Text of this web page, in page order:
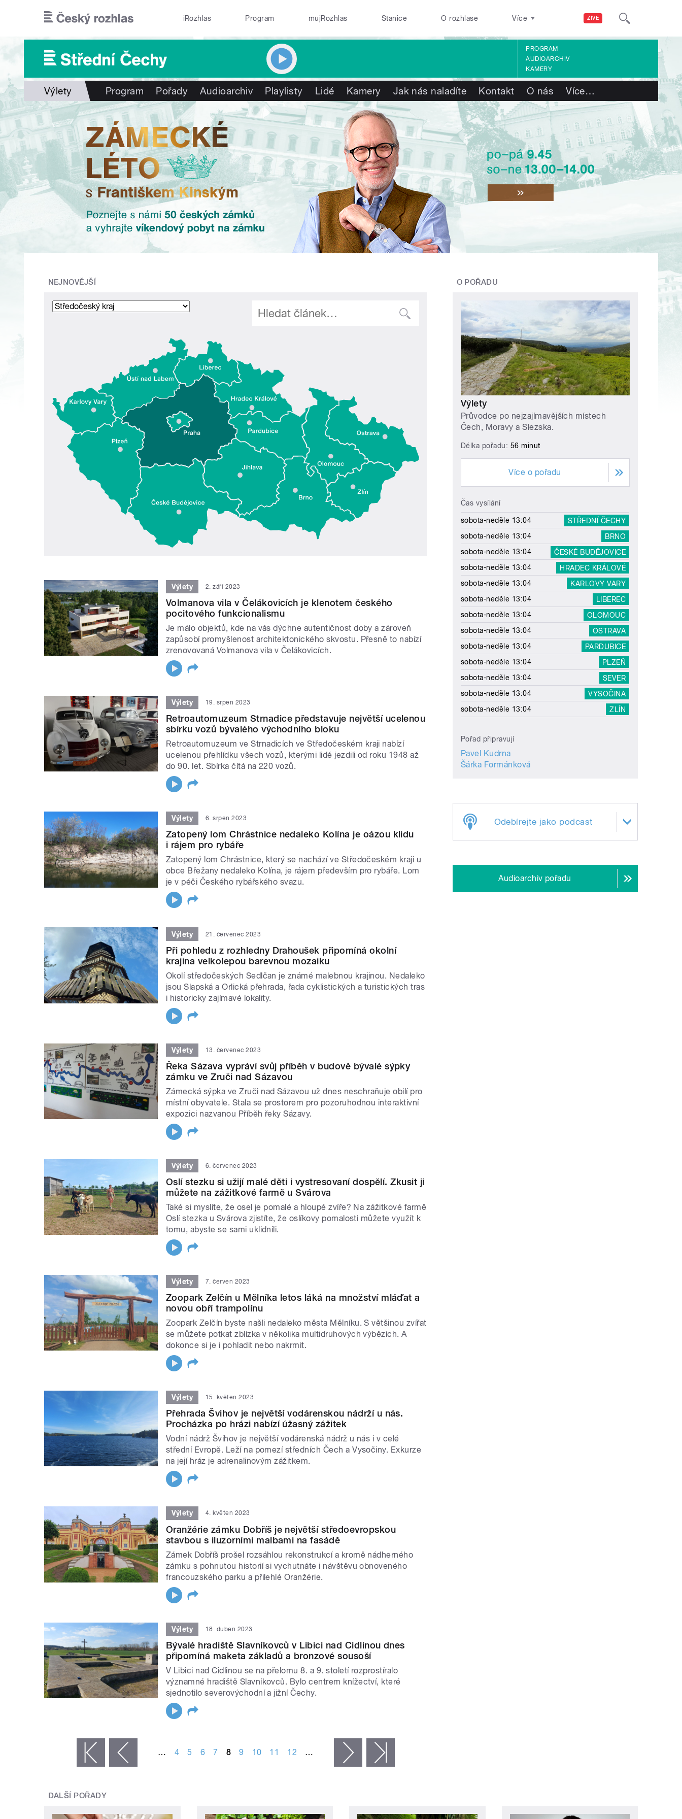
ŽIVĚ
iRozhlas Program mujRozhlas Stanice O rozhlase Více
PROGRAM
AUDIOARCHIV
KAMERY
Výlety Program Pořady Audioarchiv Playlisty Lidé Kamery Jak nás naladíte Kontakt O nás Více…
NEJNOVĚJŠÍ
Výlety 2. září 2023
Volmanova vila v Čelákovicích je klenotem českého
pocitového funkcionalismu
Je málo objektů, kde na vás dýchne autentičnost doby a zároveň
zapůsobí promyšlenost architektonického skvostu. Přesně to nabízí
zrenovovaná Volmanova vila v Čelákovicích.
Výlety 19. srpen 2023
Retroautomuzeum Strnadice představuje největší ucelenou
sbírku vozů bývalého východního bloku
Retroautomuzeum ve Strnadicích ve Středočeském kraji nabízí
ucelenou přehlídku všech vozů, kterými lidé jezdili od roku 1948 až
do 90. let. Sbírka čítá na 220 vozů.
Výlety 6. srpen 2023
Zatopený lom Chrástnice nedaleko Kolína je oázou klidu
i rájem pro rybáře
Zatopený lom Chrástnice, který se nachází ve Středočeském kraji u
obce Břežany nedaleko Kolína, je rájem především pro rybáře. Lom
je v péči Českého rybářského svazu.
Výlety 21. červenec 2023
Při pohledu z rozhledny Drahoušek připomíná okolní
krajina velkolepou barevnou mozaiku
Okolí středočeských Sedlčan je známé malebnou krajinou. Nedaleko
jsou Slapská a Orlická přehrada, řada cyklistických a turistických tras
i historicky zajímavé lokality.
Výlety 13. červenec 2023
Řeka Sázava vypráví svůj příběh v budově bývalé sýpky
zámku ve Zruči nad Sázavou
Zámecká sýpka ve Zruči nad Sázavou už dnes neschraňuje obilí pro
místní obyvatele. Stala se prostorem pro pozoruhodnou interaktivní
expozici nazvanou Příběh řeky Sázavy.
Výlety 6. červenec 2023
Oslí stezku si užijí malé děti i vystresovaní dospělí. Zkusit ji
můžete na zážitkové farmě u Svárova
Také si myslíte, že osel je pomalé a hloupé zvíře? Na zážitkové farmě
Oslí stezka u Svárova zjistíte, že oslíkovy pomalosti můžete využít k
tomu, abyste se sami uklidnili.
Výlety 7. červen 2023
Zoopark Zelčín u Mělníka letos láká na množství mláďat a
novou obří trampolínu
Zoopark Zelčín byste našli nedaleko města Mělníku. S většinou zvířat
se můžete potkat zblízka v několika multidruhových výbězích. A
dokonce si je i pohladit nebo nakrmit.
Výlety 15. květen 2023
Přehrada Švihov je největší vodárenskou nádrží u nás.
Procházka po hrázi nabízí úžasný zážitek
Vodní nádrž Švihov je největší vodárenská nádrž u nás i v celé
střední Evropě. Leží na pomezí středních Čech a Vysočiny. Exkurze
na její hráz je adrenalinovým zážitkem.
Výlety 4. květen 2023
Oranžérie zámku Dobříš je největší středoevropskou
stavbou s iluzorními malbami na fasádě
Zámek Dobříš prošel rozsáhlou rekonstrukcí a kromě nádherného
zámku s pohnutou historií si vychutnáte i návštěvu obnoveného
francouzského parku a přilehlé Oranžérie.
Výlety 18. duben 2023
Bývalé hradiště Slavníkovců v Libici nad Cidlinou dnes
připomíná maketa základů a bronzové sousoší
V Libici nad Cidlinou se na přelomu 8. a 9. století rozprostíralo
významné hradiště Slavníkovců. Bylo centrem knížectví, které
sjednotilo severovýchodní a jižní Čechy.
‹ předchozí … 4 5 6 7 8 9 10 11 12 … následující ›
O POŘADU
Výlety
Průvodce po nejzajímavějších místech
Čech, Moravy a Slezska.
Délka pořadu: 56 minut
Více o pořadu
Čas vysílání
sobota-neděle 13:04
STŘEDNÍ ČECHY
sobota-neděle 13:04
BRNO
sobota-neděle 13:04
ČESKÉ BUDĚJOVICE
sobota-neděle 13:04
HRADEC KRÁLOVÉ
sobota-neděle 13:04
KARLOVY VARY
sobota-neděle 13:04
LIBEREC
sobota-neděle 13:04
OLOMOUC
sobota-neděle 13:04
OSTRAVA
sobota-neděle 13:04
PARDUBICE
sobota-neděle 13:04
PLZEŇ
sobota-neděle 13:04
SEVER
sobota-neděle 13:04
VYSOČINA
sobota-neděle 13:04
ZLÍN
Pořad připravují
Pavel Kudrna
Šárka Formánková
Odebírejte jako podcast
Audioarchiv pořadu
DALŠÍ POŘADY